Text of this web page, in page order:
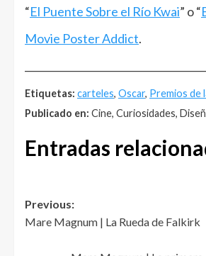
“El Puente Sobre el Río Kwai” o “
Movie Poster Addict.
Etiquetas: carteles, Oscar, Premios de
Publicado en: Cine, Curiosidades,
Entradas
Post
navigation
Previous:
Mare Magnum | La Rueda de Falkirk